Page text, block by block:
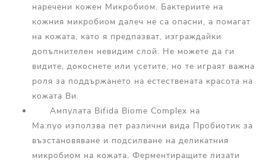
наречени кожен Микробиом. Бактериите на
кожния микробиом далеч не са опасни, а помагат
на кожата, като я предпазват, изграждайки
допълнителен невидим слой. Не можете да ги
видите, докоснете или усетите, но те играят важна
роля за поддържането на естествената красота на
кожата Ви.
Ампулата Bifida Biome Complex на
Ma:nyo използва пет различни вида Пробиотик за
възстановяване и подсилване на деликатния
микробиом на кожата. Ферментиращите лизати